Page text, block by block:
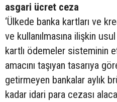
asgari ücret ceza
‘Ülkede banka kartları ve
ve kullanılmasına ilişkin
kartlı ödemeler sisteminin
amacını taşıyan tasarıya
getirmeyen bankalar aylık
kadar idari para cezası